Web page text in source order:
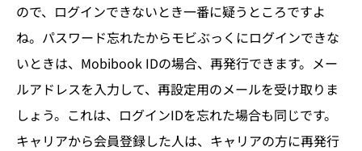
ので、ログインできないとき一番に疑うところですよ
ね。パスワード忘れたからモビぶっくにログインできな
いときは、Mobibook IDの場合、再発行できます。メー
ルアドレスを入力して、再設定用のメールを受け取りま
しょう。これは、ログインIDを忘れた場合も同じです。
キャリアから会員登録した人は、キャリアの方に再発行